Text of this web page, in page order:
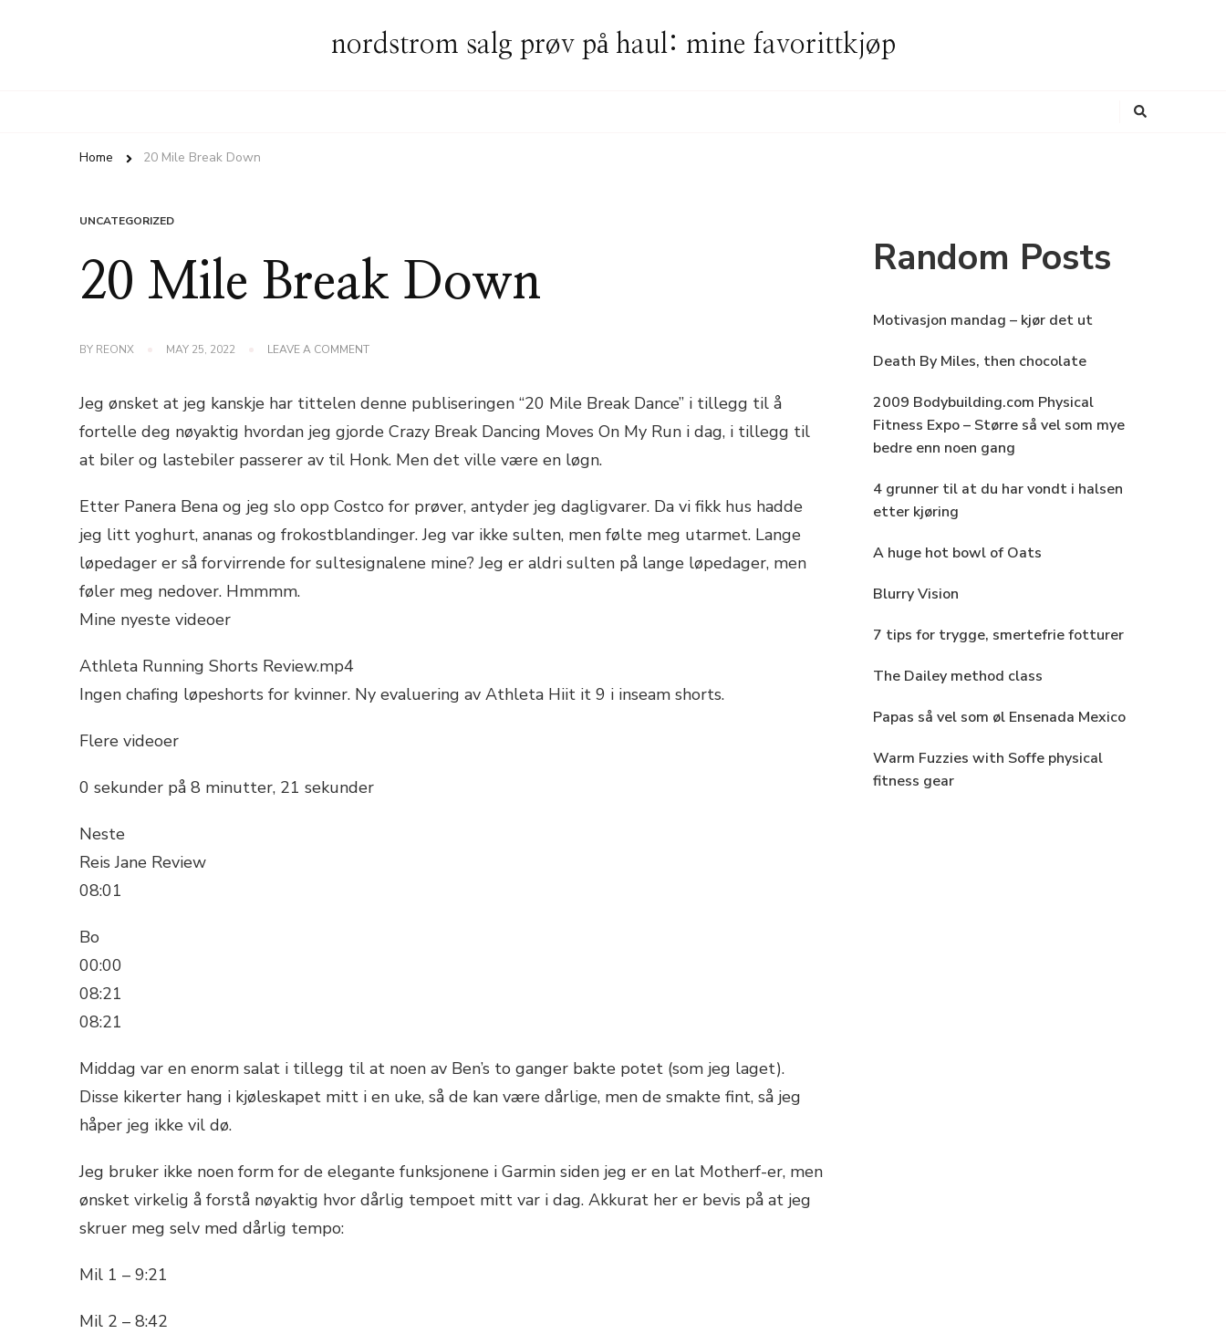
nordstrom salg prøv på haul: mine favorittkjøp
Home 20 Mile Break Down
UNCATEGORIZED
20 Mile Break Down
BY REONX MAY 25, 2022 LEAVE A COMMENTON
BREAK
DOWN
Jeg ønsket at jeg kanskje har tittelen denne publiseringen “20 Mile Break Dance” i tillegg til å
fortelle deg nøyaktig hvordan jeg gjorde Crazy Break Dancing Moves On My Run i dag, i tillegg til
at biler og lastebiler passerer av til Honk. Men det ville være en løgn.
Etter Panera Bena og jeg slo opp Costco for prøver, antyder jeg dagligvarer. Da vi fikk hus hadde
jeg litt yoghurt, ananas og frokostblandinger. Jeg var ikke sulten, men følte meg utarmet. Lange
løpedager er så forvirrende for sultesignalene mine? Jeg er aldri sulten på lange løpedager, men
føler meg nedover. Hmmmm.
Mine nyeste videoer
Athleta Running Shorts Review.mp4
Ingen chafing løpeshorts for kvinner. Ny evaluering av Athleta Hiit it 9 i inseam shorts.
Flere videoer
0 sekunder på 8 minutter, 21 sekunder
Neste
Reis Jane Review
08:01
Bo
00:00
08:21
08:21
Middag var en enorm salat i tillegg til at noen av Ben’s to ganger bakte potet (som jeg laget).
Disse kikerter hang i kjøleskapet mitt i en uke, så de kan være dårlige, men de smakte fint, så jeg
håper jeg ikke vil dø.
Jeg bruker ikke noen form for de elegante funksjonene i Garmin siden jeg er en lat Motherf-er, men
ønsket virkelig å forstå nøyaktig hvor dårlig tempoet mitt var i dag. Akkurat her er bevis på at jeg
skruer meg selv med dårlig tempo:
Mil 1 – 9:21
Mil 2 – 8:42
Random Posts
Motivasjon mandag – kjør det ut
Death By Miles, then chocolate
2009 Bodybuilding.com Physical
Fitness Expo – Større så vel som mye
bedre enn noen gang
4 grunner til at du har vondt i halsen
etter kjøring
A huge hot bowl of Oats
Blurry Vision
7 tips for trygge, smertefrie fotturer
The Dailey method class
Papas så vel som øl Ensenada Mexico
Warm Fuzzies with Soffe physical
fitness gear